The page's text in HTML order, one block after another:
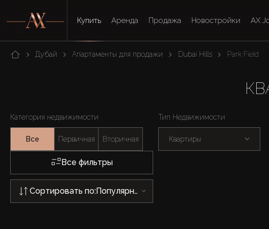
Купить Аренда Продажа Новостройки AX
Дубай Апартаменты для продажи Dubai Hills Park Field
Категория недвижимости
Все Первичная Вторичная
Тип Недвижимости
Квартиры
Все фильтры
Сортировать по: Популярности